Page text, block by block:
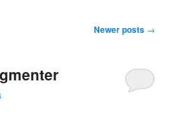
Newer posts →